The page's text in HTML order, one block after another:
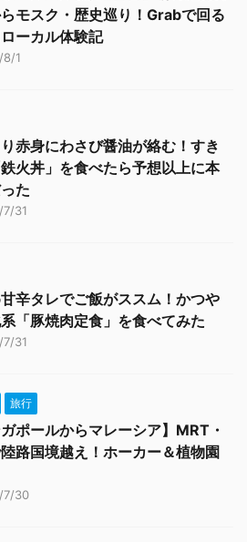
モスク・歴史巡り！Grabで回る
ーカル体験記
8/1
赤身にわさび醤油が絡む！すき
火丼」を食べたら予想以上に本
た
31
辛タレでご飯がススム！かつや
「豚焼肉定食」を食べてみた
31
旅行
ガポールからマレーシア】MRT・
路国境越え！ホーカー＆植物園
7/30